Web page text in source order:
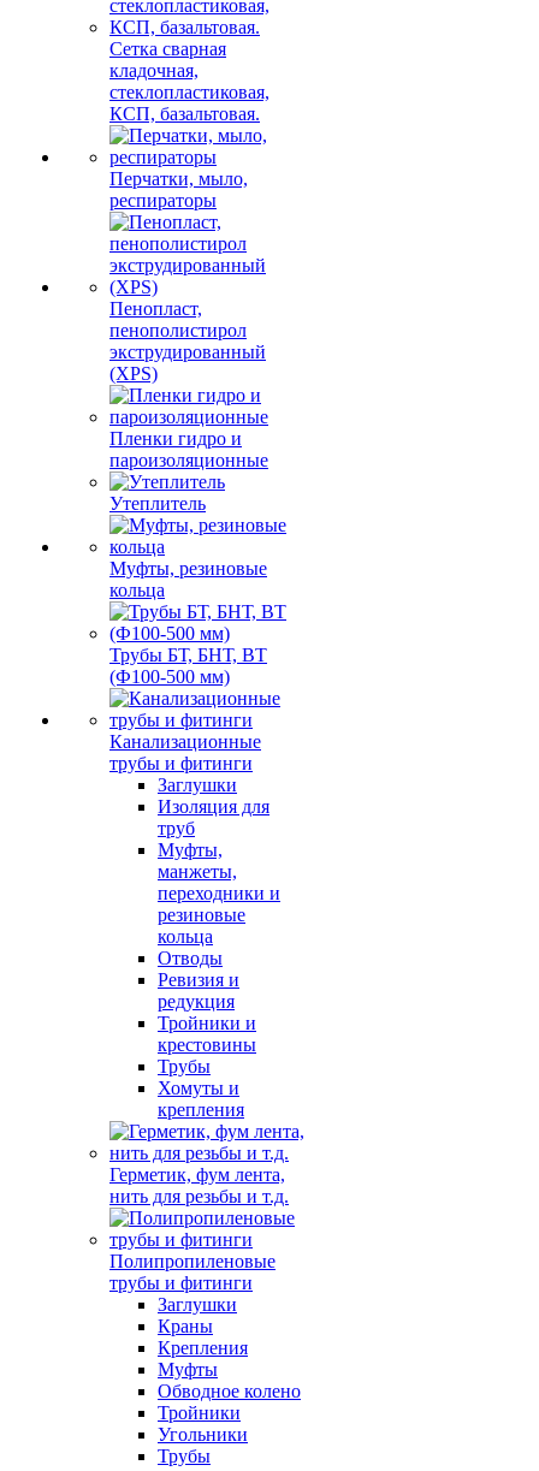
Сетка сварная
кладочная,
стеклопластиковая,
КСП, базальтовая.
Перчатки, мыло,
респираторы
Пенопласт,
пенополистирол
экструдированный
(XPS)
Пленки гидро и
пароизоляционные
Утеплитель
Муфты, резиновые
кольца
Трубы БТ, БНТ, ВТ
(Ф100-500 мм)
Канализационные
трубы и фитинги
Заглушки
Изоляция для
труб
Муфты,
манжеты,
переходники и
резиновые
кольца
Отводы
Ревизия и
редукция
Тройники и
крестовины
Трубы
Хомуты и
крепления
Герметик, фум лента,
нить для резьбы и т.д.
Полипропиленовые
трубы и фитинги
Заглушки
Краны
Крепления
Муфты
Обводное колено
Тройники
Угольники
Трубы